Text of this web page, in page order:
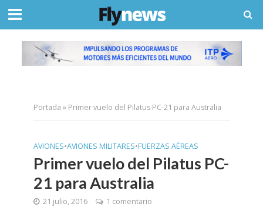
Portada » Primer vuelo del Pilatus PC-21 para Australia
AVIONES•AVIONES MILITARES•FUERZAS AÉREAS
Primer vuelo del Pilatus PC-
21 para Australia
21 julio, 2016
1 comentario